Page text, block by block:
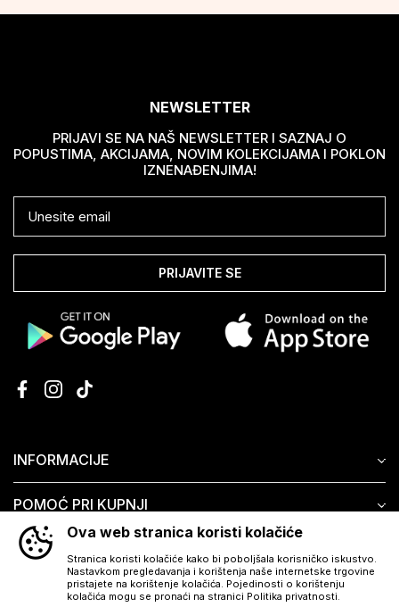
INFORMACIJE
POMOĆ PRI KUPNJI
KORISNIČKI SERVIS
NEWSLETTER
PRIJAVI SE NA NAŠ NEWSLETTER I SAZNAJ O
POPUSTIMA, AKCIJAMA, NOVIM KOLEKCIJAMA I POKLON
IZNENAĐENJIMA!
PRIJAVITE SE
Ova web stranica koristi kolačiće
Stranica koristi kolačiće kako bi poboljšala korisničko iskustvo.
Nastavkom pregledavanja i korištenja naše internetske trgovine
pristajete na korištenje kolačića. Pojedinosti o korištenju
kolačića mogu se pronaći na stranici Politika privatnosti.